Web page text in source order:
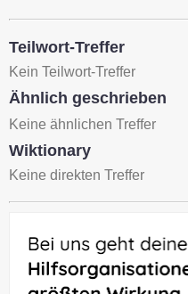
Teilwort-Treffer
Kein Teilwort-Treffer
Ähnlich geschrieben
Keine ähnlichen Treffer
Wiktionary
Keine direkten Treffer